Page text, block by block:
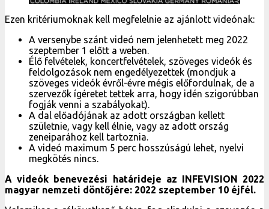
Ezen kritériumoknak kell megfelelnie az ajánlott videónak:
A versenybe szánt videó nem jelenhetett meg 2022
szeptember 1 előtt a weben.
Élő felvételek, koncertfelvételek, szöveges videók és
feldolgozások nem engedélyezettek (mondjuk a
szöveges videók évről-évre mégis előfordulnak, de a
szervezők ígéretet tettek arra, hogy idén szigorúbban
fogják venni a szabályokat).
A dal előadójának az adott országban kellett
születnie, vagy kell élnie, vagy az adott ország
zeneiparához kell tartoznia.
A videó maximum 5 perc hosszúságú lehet, nyelvi
megkötés nincs.
A videók benevezési határideje az INFEVISION 2022
magyar nemzeti döntőjére: 2022 szeptember 10 éjfél.